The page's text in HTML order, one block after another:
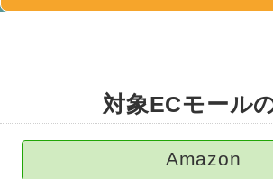
対象ECモール
Amazon